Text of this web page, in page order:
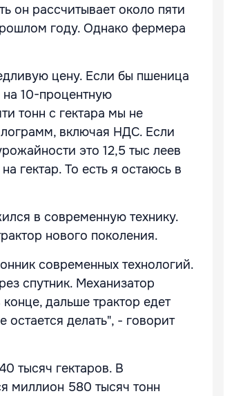
он рассчитывает около пяти
году. Однако фермера
цену. Если бы пшеница
10-процентную
тонн с гектара мы не
включая НДС. Если
это 12,5 тыс леев
гектар. То есть я остаюсь в
в современную технику.
нового поколения.
современных технологий.
спутник. Механизатор
дальше трактор едет
остается делать", - говорит
тысяч гектаров. В
миллион 580 тысяч тонн